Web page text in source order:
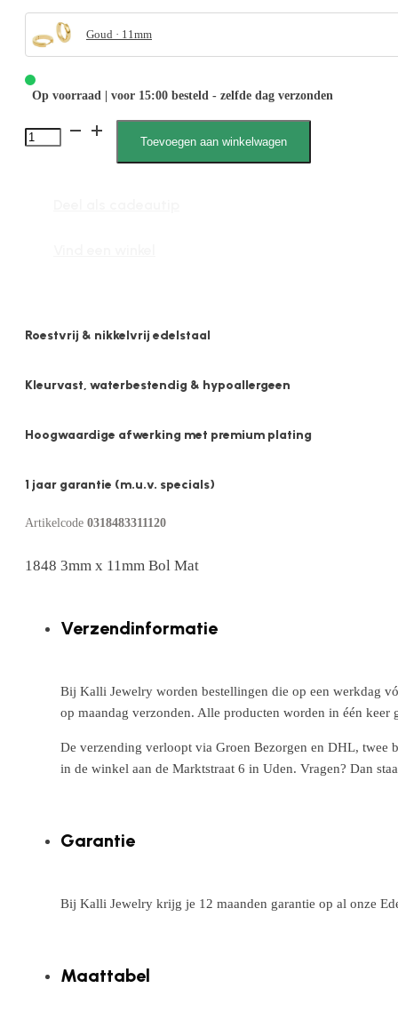
Goud · 11mm
Op voorraad | voor 15:00 besteld - zelfde dag verzonden
1848
Toevoegen aan winkelwagen
Roestvrij & nikkelvrij edelstaal
Kleurvast, waterbestendig & hypoallergeen
Hoogwaardige afwerking met premium plating
1 jaar garantie (m.u.v. specials)
Artikelcode 0318483311120
1848 3mm x 11mm Bol Mat
Verzendinformatie
Bij Kalli Jewelry worden bestellingen die op een werkdag
op maandag verzonden. Alle producten worden in één
De verzending verloopt via Groen Bezorgen en DHL, twee
in de winkel aan de Marktstraat 6 in Uden. Vragen? Dan
Garantie
Bij Kalli Jewelry krijg je 12 maanden garantie op al onze
Maattabel